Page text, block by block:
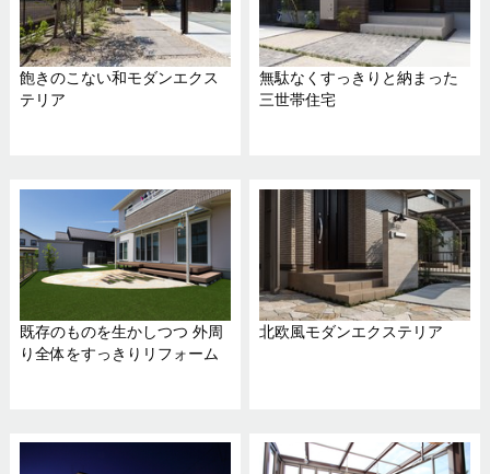
飽きのこない和モダンエクス
テリア
無駄なくすっきりと納まった
三世帯住宅
既存のものを生かしつつ 外周
り全体をすっきりリフォーム
北欧風モダンエクステリア